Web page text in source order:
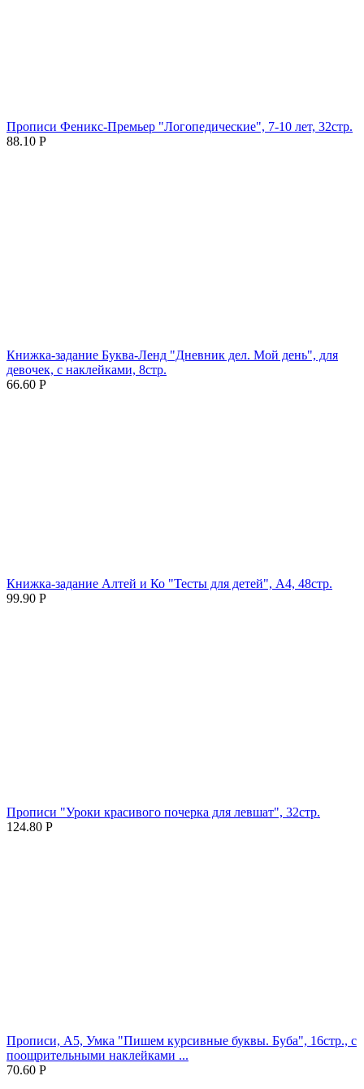
Прописи Феникс-Премьер "Логопедические", 7-10 лет, 32стр.
88.10 Р
Книжка-задание Буква-Ленд "Дневник дел. Мой день", для
девочек, с наклейками, 8стр.
66.60 Р
Книжка-задание Алтей и Ко "Тесты для детей", А4, 48стр.
99.90 Р
Прописи "Уроки красивого почерка для левшат", 32стр.
124.80 Р
Прописи, А5, Умка "Пишем курсивные буквы. Буба", 16стр., с
поощрительными наклейками ...
70.60 Р